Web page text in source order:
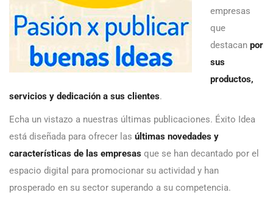
empresas
que
destacan por
sus
productos,
servicios y dedicación a sus clientes.
Echa un vistazo a nuestras últimas publicaciones. Éxito Idea
está diseñada para ofrecer las últimas novedades y
características de las empresas que se han decantado por el
espacio digital para promocionar su actividad y han
prosperado en su sector superando a su competencia.